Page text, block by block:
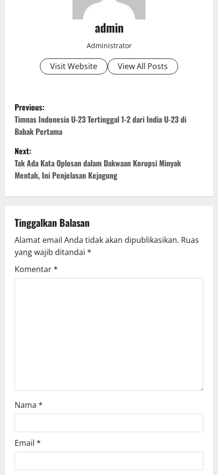
admin
Administrator
Visit Website View All Posts
P
o
s
t
n
v
i
g
Previous:
Timnas Indonesia U-23 Tertinggal 1-2 dari India U-23 di
Babak Pertama
Next:
Tak Ada Kata Oplosan dalam Dakwaan Korupsi Minyak
Mentah, Ini Penjelasan Kejagung
Tinggalkan Balasan
Alamat email Anda tidak akan dipublikasikan. Ruas
yang wajib ditandai *
Komentar*
Nama *
Email *